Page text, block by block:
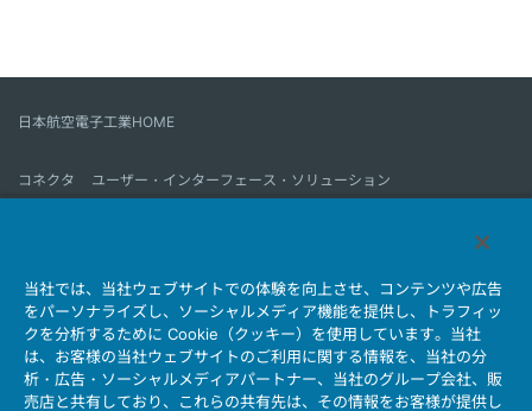
日本航空電子工業HOME
コネクタ
ユーザー・インターフェース・ソリューション
会社情報 サステナビリティ IR情報 採用情報
会社情報新着一覧
製品情報新着一覧
サイトマップ お問い合わせ
当社では、当社ウェブサイトでの体験を向上させ、コンテンツや広告
をパーソナライズし、ソーシャルメディア機能を提供し、トラフィッ
クを分析するために Cookie（クッキー）を使用しています。当社
は、お客様の当社ウェブサイトのご利用に関する情報を、当社の分
析・広告・ソーシャルメディアパートナー、当社のグループ会社、販
売店と共有しており、これらの共有先は、その情報をお客様が提供し